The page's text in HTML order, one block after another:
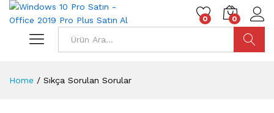
0 0
Home / Sıkça Sorulan Sorular